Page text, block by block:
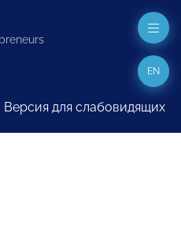
Версия для слабовидящих
EN